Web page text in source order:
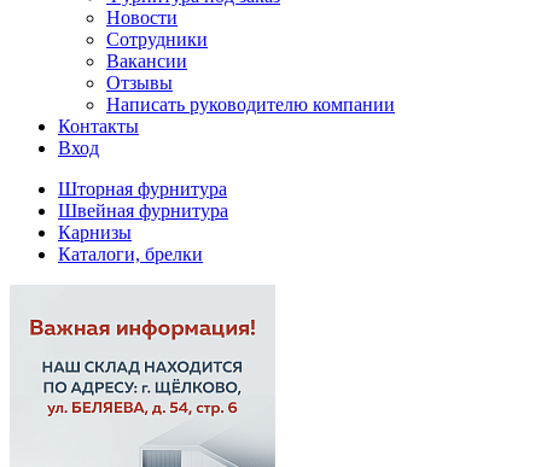
Новости
Сотрудники
Вакансии
Отзывы
Написать руководителю компании
Контакты
Вход
Шторная фурнитура
Швейная фурнитура
Карнизы
Каталоги, брелки